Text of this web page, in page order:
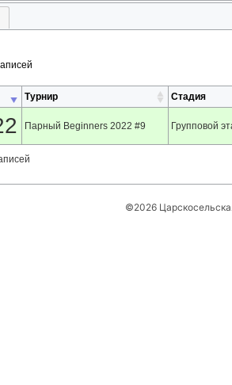
Турнир Стадия
Парный Beginners 2022 #9 Групповой
©2026